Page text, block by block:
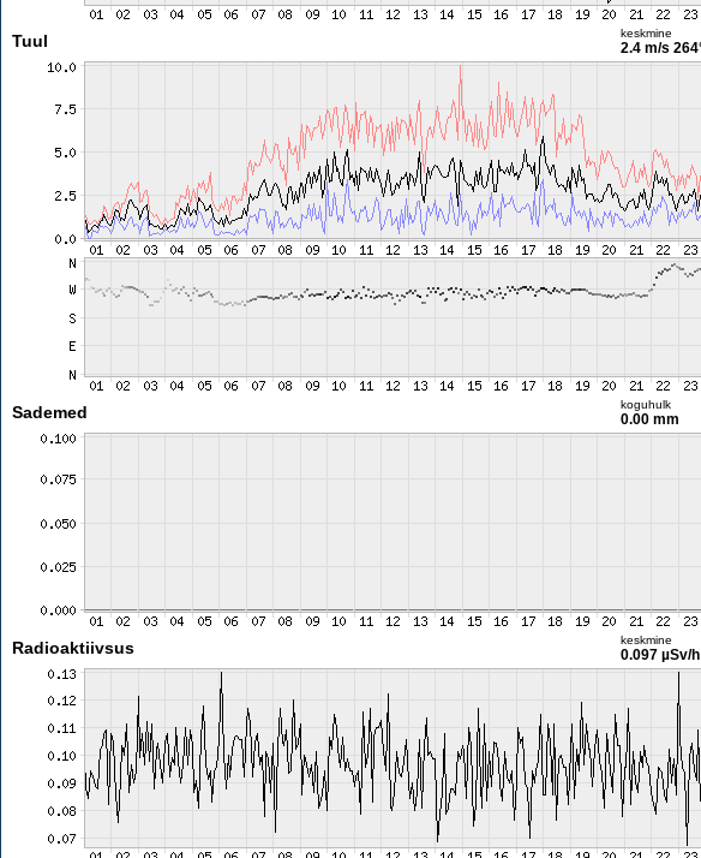
Tuul keskmine
2.4 m/s
Sademed koguhulk
0.00 mm
Radioaktiivsus keskmine
0.097 µSv/h